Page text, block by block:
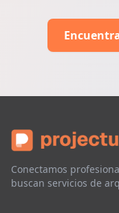
Conectamos
buscan servicios de